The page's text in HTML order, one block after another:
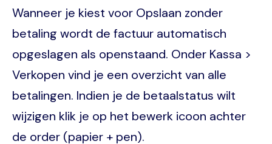
Wanneer je kiest voor Opslaan zonder
betaling wordt de factuur automatisch
opgeslagen als openstaand. Onder Kassa >
Verkopen vind je een overzicht van alle
betalingen. Indien je de betaalstatus wilt
wijzigen klik je op het bewerk icoon achter
de order (papier + pen).